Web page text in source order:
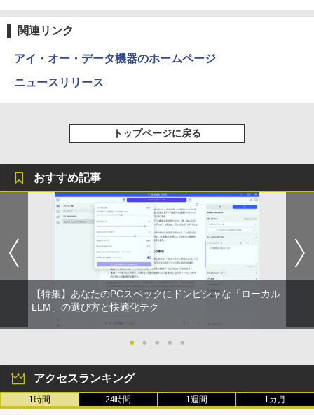
￥14,990
【2026年アップグレード版】AOKIMI ワイヤ
レスイヤホン bluetooth イヤホン V12 小型
軽量 ブルートゥースHi-Fi 最大36時間再生 ぶ
るーとゅーす コードレス ENCノイズキャン
セリング 自動ペアリング Type-C充電 マイク
付き 防水 タッチ式音量調整 スポーツ/通勤/通
学/WEB会議 6.0(オフホワイト)
￥2,599
Xiaomi シャオミ REDMI Buds 8 Lite ワイヤ
レスイヤホン Bluetooth 5.4 ノイズキャンセ
￥3,480
￥250
￥250
On My Road (Stadium ver.)
￥250
BUGS LIFE
￥250
ットル (Smart Basic)
￥1,117
by Amazon 炭酸水 ラベルレス 500ml ×24本
強炭酸水 ペットボトル 500ミリリットル (Sm
art Basic)
￥1,625
コカ・コーラ やかんの麦茶 from 爽健美茶 ラ
ベルレス 650mlPET×24本
￥832
￥594
HUNTER×HUNTER モノクロ版 39 (ジャンプ
コミックスDIGITAL)
￥572
スーパーの裏でヤニ吸うふたり 9巻 (デジタル
版ビッグガンガンコミックス)
￥810
関連リンク
アイ・オー・データ機器のホームページ
ニュースリリース
トップページに戻る
おすすめ記事
【特集】あなたのPCスペックにドンピシャな「ローカル
LLM」の選び方と快適化テク
● ● ● ● ●
アクセスランキング
1時間 24時間 1週間 1カ月